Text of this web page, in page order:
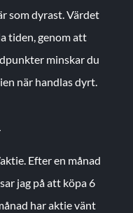
som dyrast. Värdet
tiden, genom att
minskar du
när handlas dyrt.
Efter en månad
jag på att köpa 6
har aktie vänt